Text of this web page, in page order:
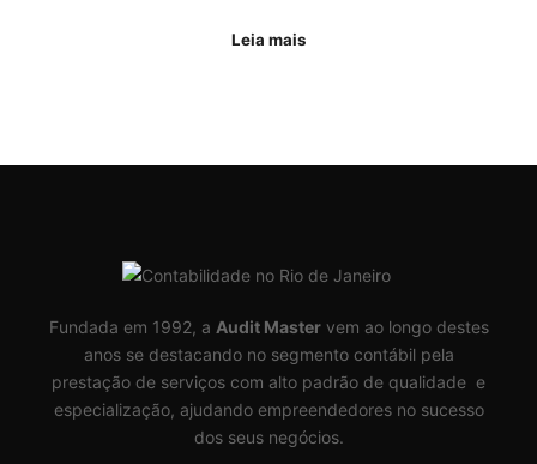
Leia mais
Fundada em 1992, a Audit Mastervem ao longo destes
anos se destacando no segmento contábil pela
prestação de serviços com alto padrão de qualidade e
especialização, ajudando empreendedores no sucesso
dos seus negócios.